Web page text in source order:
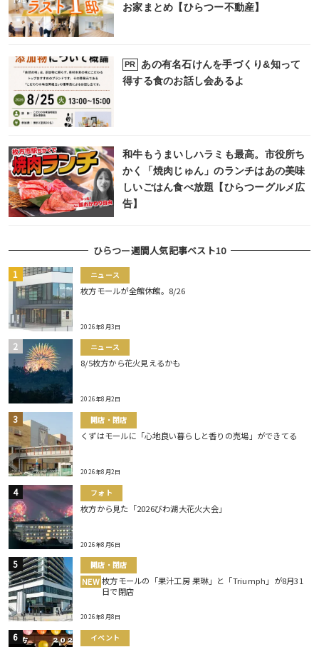
お家まとめ【ひらつー不動産】
PR
あの有名石けんを手づくり&知って
得する食のお話し会あるよ
和牛もうまいしハラミも最高。市役所ち
かく「焼肉じゅん」のランチはあの美味
しいごはん食べ放題【ひらつーグルメ広
告】
ひらつー週間人気記事ベスト10
ニュース
枚方モールが全館休館。8/26
2026年8月3日
ニュース
8/5枚方から花火見えるかも
2026年8月2日
開店・閉店
くずはモールに「心地良い暮らしと香りの売場」ができてる
2026年8月2日
フォト
枚方から見た「2026びわ湖大花火大会」
2026年8月6日
開店・閉店
NEW 枚方モールの「果汁工房 果琳」と「Triumph」が8月31
日で閉店
2026年8月8日
イベント